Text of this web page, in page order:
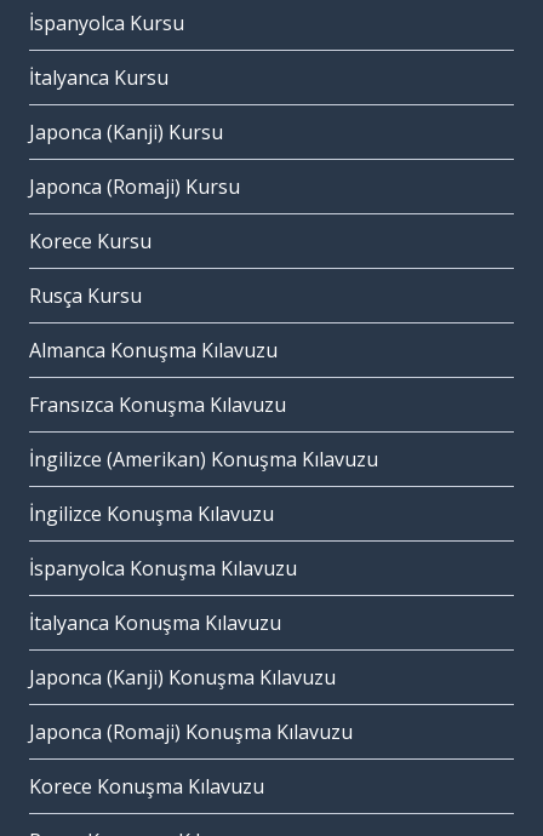
İspanyolca Kursu
İtalyanca Kursu
Japonca (Kanji) Kursu
Japonca (Romaji) Kursu
Korece Kursu
Rusça Kursu
Almanca Konuşma Kılavuzu
Fransızca Konuşma Kılavuzu
İngilizce (Amerikan) Konuşma Kılavuzu
İngilizce Konuşma Kılavuzu
İspanyolca Konuşma Kılavuzu
İtalyanca Konuşma Kılavuzu
Japonca (Kanji) Konuşma Kılavuzu
Japonca (Romaji) Konuşma Kılavuzu
Korece Konuşma Kılavuzu